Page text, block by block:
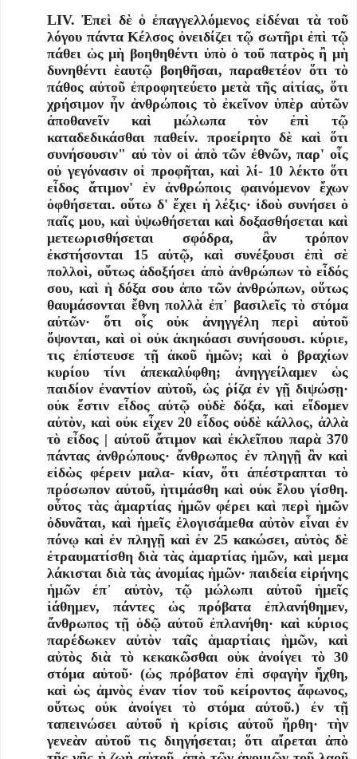
LIV. Ἐπεὶ δὲ ὁ ἐπαγγελλόμενος εἰδέναι τὰ τοῦ
λόγου πάντα Κέλσος ὀνειδίζει τῷ σωτῆρι ἐπὶ τῷ
πάθει ὡς μὴ βοηθηθέντι ὑπὸ ὁ τοῦ πατρὸς ἢ μὴ
δυνηθέντι ἑαυτῷ βοηθῆσαι, παραθετέον ὅτι τὸ
πάθος αὐτοῦ ἐπροφητεύετο μετὰ τῆς αἰτίας, ὅτι
χρήσιμον ἦν ἀνθρώποις τὸ ἐκεῖνον ὑπὲρ αὐτῶν
ἀποθανεῖν καὶ μώλωπα τὸν ἐπὶ τῷ
καταδεδικάσθαι παθείν. προείρητο δὲ καὶ ὅτι
συνήσουσιν" αὐ τὸν οἱ ἀπὸ τῶν ἐθνῶν, παρ' οἷς
οὐ γεγόνασιν οἱ προφῆται, καὶ λί- 10 λέκτο ὅτι
εἶδος ἄτιμον' ἐν ἀνθρώποις φαινόμενον ἔχων
ὀφθήσεται. οὕτω δ' ἔχει ἡ λέξις· ἰδοὺ συνήσει ὁ
παῖς μου, καὶ ὑψωθήσεται καὶ δοξασθήσεται καὶ
μετεωρισθήσεται σφόδρα, ἂν τρόπον
ἐκστήσονται 15 αὐτῷ, καὶ συνέξουσι ἐπὶ σὲ
πολλοὶ, οὕτως ἀδοξήσει ἀπὸ ἀνθρώπων τὸ εἶδός
σου, καὶ ἡ δόξα σου ἀπο τῶν ἀνθρώπων, οὕτως
θαυμάσονται ἔθνη πολλὰ ἐπ᾿ βασιλεῖς τὸ στόμα
αὐτῶν· ὅτι οἷς οὐκ ἀνηγγέλη περὶ αὐτοῦ
ὄψονται, καὶ οἱ οὐκ ἀκηκόασι συνήσουσι. κύριε,
τις ἐπίστευσε τῇ ἀκοῦ ἡμῶν; καὶ ὁ βραχίων
κυρίου τίνι ἀπεκαλύφθη; ἀνηγγείλαμεν ὡς
παιδίον ἐναντίον αὐτοῦ, ὡς ῥίζα ἐν γῇ διψώσῃ·
οὐκ ἔστιν εἶδος αὐτῷ οὐδὲ δόξα, καὶ εἴδομεν
αὐτὸν, καὶ οὐκ εἶχεν 20 εἶδος οὐδὲ κάλλος, ἀλλὰ
τὸ εἶδος | αὐτοῦ ἄτιμον καὶ ἐκλεῖπου παρὰ 370
πάντας ἀνθρώπους· ἄνθρωπος ἐν πληγῇ ἂν καὶ
εἰδὼς φέρειν μαλα- κίαν, ὅτι ἀπέστραπται τὸ
πρόσωπον αὐτοῦ, ἡτιμάσθη καὶ οὐκ ἔλου γίσθη.
οὗτος τὰς ἁμαρτίας ἡμῶν φέρει καὶ περὶ ἡμῶν
ὀδυνᾶται, καὶ ἡμεῖς ἐλογισάμεθα αὐτὸν εἶναι ἐν
πόνῳ καὶ ἐν πληγῇ καὶ ἐν 25 κακώσει, αὐτὸς δὲ
ἐτραυματίσθη διὰ τὰς ἁμαρτίας ἡμῶν, καὶ μεμα
λάκισται διὰ τὰς ἀνομίας ἡμῶν· παιδεία εἰρήνης
ἡμῶν ἐπ᾿ αὐτὸν, τῷ μώλωπι αὐτοῦ ἡμεῖς
ἰάθημεν, πάντες ὡς πρόβατα ἐπλανήθημεν,
ἄνθρωπος τῇ ὁδῷ αὐτοῦ ἐπλανήθη· καὶ κύριος
παρέδωκεν αὐτὸν ταῖς ἁμαρτίαις ἡμῶν, καὶ
αὐτὸς διὰ τὸ κεκακῶσθαι οὐκ ἀνοίγει τὸ 30
στόμα αὐτοῦ· (ὡς πρόβατον ἐπὶ σφαγὴν ἤχθη,
καὶ ὡς ἀμνὸς ἐναν τίον τοῦ κείροντος ἄφωνος,
οὕτως οὐκ ἀνοίγει τὸ στόμα αὐτοῦ.) ἐν τῇ
ταπεινώσει αὐτοῦ ἡ κρίσις αὐτοῦ ἤρθη· τὴν
γενεὰν αὐτοῦ τις διηγήσεται; ὅτι αἴρεται ἀπὸ